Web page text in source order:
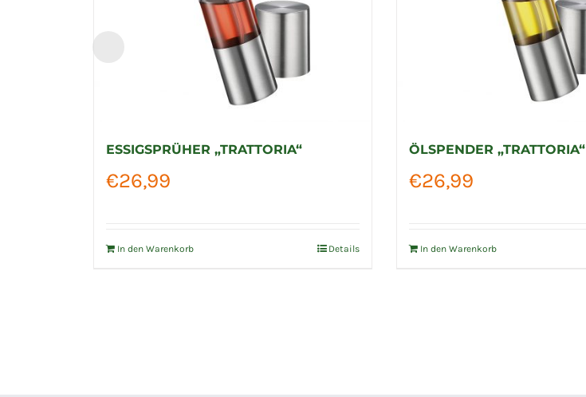
ESSIGSPRÜHER „TRATTORIA“
€26,99
In den Warenkorb Details
ÖLSPENDER „TRATTORIA“
€26,99
In den Warenkorb